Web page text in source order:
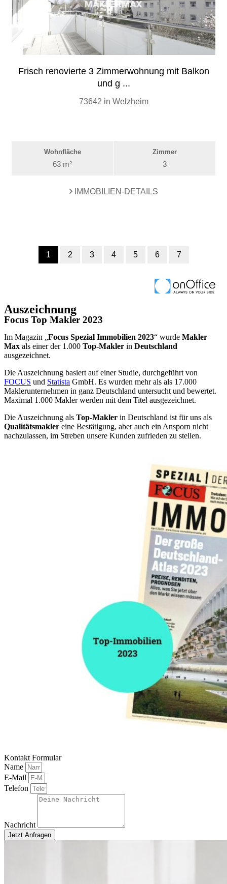
Auszeichnung
Focus Top Makler 2023
Im Magazin „Focus Spezial Immobilien 2023“ wurde Makler
Max als einer der 1.000 Top-Makler in Deutschland
ausgezeichnet.
Die Auszeichnung basiert auf einer Studie, durchgeführt von
FOCUS und Statista GmbH. Es wurden mehr als als 17.000
Maklerunternehmen in ganz Deutschland untersucht und bewertet.
Maximal 1.000 Makler werden mit dem Titel ausgezeichnet.
Die Auszeichnung als Top-Makler in Deutschland ist für uns als
Qualitätsmakler eine Bestätigung, aber auch ein Ansporn nicht
nachzulassen, im Streben unsere Kunden zufrieden zu stellen.
Kontakt Formular
Name
E-Mail
Telefon
Nachricht
Jetzt Anfragen